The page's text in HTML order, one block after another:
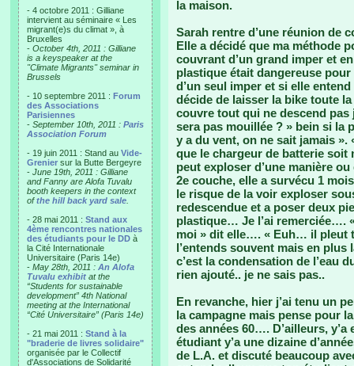
- 4 octobre 2011 : Gilliane
intervient au séminaire « Les
migrant(e)s du climat », à
Bruxelles
- October 4th, 2011 : Gilliane
is a keyspeaker at the
"Climate Migrants" seminar in
Brussels
- 10 septembre 2011 : Forum
des Associations
Parisiennes
- September 10th, 2011 : Paris
Association Forum
- 19 juin 2011 : Stand au Vide-
Grenier sur la Butte Bergeyre
- June 19th, 2011 : Gilliane
and Fanny are Alofa Tuvalu
booth keepers in the context
ofthe hill back yard sale
- 28 mai 2011 : Stand aux
4ème rencontres nationales
des étudiants pour le DD à
la Cité Internationale
Universitaire (Paris 14e)
- May 28th, 2011 : An Alofa
Tuvalu exhibit at the
“Students for sustainable
development” 4th National
meeting at the International
“Cité Universitaire” (Paris 14e)
- 21 mai 2011 : Stand à la
"braderie de livres solidaire"
organisée par le Collectif
d'Associations de Solidarité
la maison.
Sarah rentre d’une réunion de
Elle a décidé que ma méthode
couvrant d’un grand imper et
plastique était dangereuse
d’un seul imper et si elle
décide de laisser la bike toute
couvre tout qui ne descend pas
sera pas mouillée ? » bein si la
y a du vent, on ne sait jamais ».
que le chargeur de batterie soit
peut exploser d’une manière
2e couche, elle a survécu 1
le risque de la voir exploser
redescendue et a poser deux
plastique… Je l’ai remerciée….
moi » dit elle…. « Euh… il pleut
l’entends souvent mais en plus
c’est la condensation de l’eau
rien ajouté.. je ne sais pas..
En revanche, hier j’ai tenu un
la campagne mais pense pour
des années 60…. D’ailleurs,
étudiant y’a une dizaine
de L.A. et discuté beaucoup